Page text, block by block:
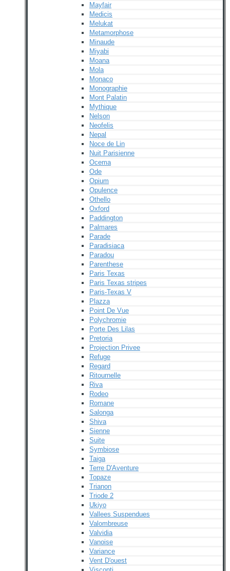
Mayfair
Medicis
Melukat
Metamorphose
Minaude
Miyabi
Moana
Mola
Monaco
Monographie
Mont Palatin
Mythique
Nelson
Neofelis
Nepal
Noce de Lin
Nuit Parisienne
Ocema
Ode
Opium
Opulence
Othello
Oxford
Paddington
Palmares
Parade
Paradisiaca
Paradou
Parenthese
Paris Texas
Paris Texas stripes
Paris-Texas V
Plazza
Point De Vue
Polychromie
Porte Des Lilas
Pretoria
Projection Privee
Refuge
Regard
Ritournelle
Riva
Rodeo
Romane
Salonga
Shiva
Sienne
Suite
Symbiose
Taiga
Terre D'Aventure
Topaze
Trianon
Triode 2
Ukiyo
Vallees Suspendues
Valombreuse
Valvidia
Vanoise
Variance
Vent D'ouest